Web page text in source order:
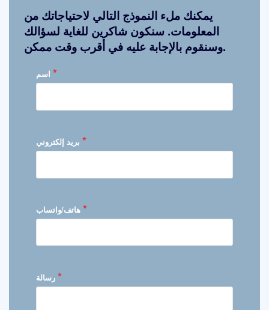
يمكنك ملء النموذج التالي لاحتياجاتك من
المعلومات. سنكون شاكرين للغاية لسؤالك
وسنقوم بالإجابة عليه في أقرب وقت ممكن.
*
*
*
*